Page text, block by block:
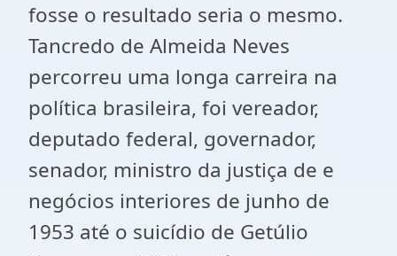
fosse o resultado seria o mesmo.
Tancredo de Almeida Neves
percorreu uma longa carreira na
política brasileira, foi vereador,
deputado federal, governador,
senador, ministro da justiça de e
negócios interiores de junho de
1953 até o suicídio de Getúlio